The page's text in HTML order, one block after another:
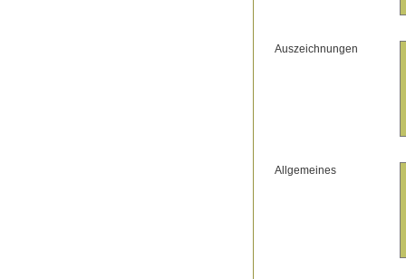
Auszeichnungen
Allgemeines